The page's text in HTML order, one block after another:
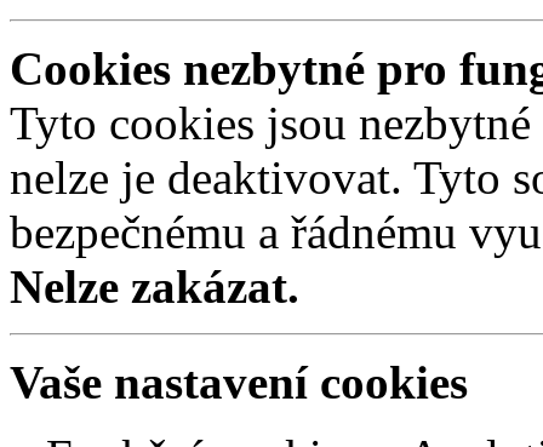
Cookies nezbytné pro
Tyto cookies jsou
nelze je deaktivovat. Tyto
bezpečnému a řádnému
Nelze zakázat.
Vaše nastavení cookies